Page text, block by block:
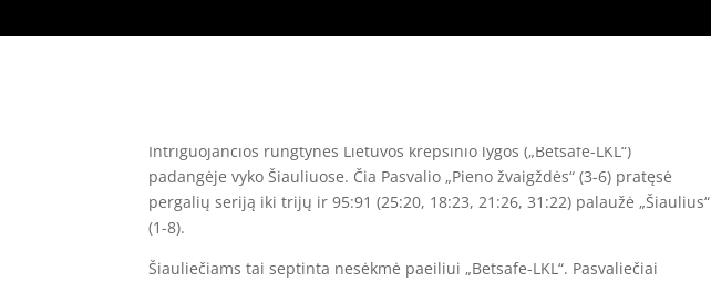
Intriguojančios rungtynės Lietuvos krepšinio lygos („Betsafe-LKL“)
padangėje vyko Šiauliuose. Čia Pasvalio „Pieno žvaigždės“ (3-6) pratęsė
pergalių seriją iki trijų ir 95:91 (25:20, 18:23, 21:26, 31:22) palaužė „Šiaulius“
(1-8).
Šiauliečiams tai septinta nesėkmė paeiliui „Betsafe-LKL“. Pasvaliečiai